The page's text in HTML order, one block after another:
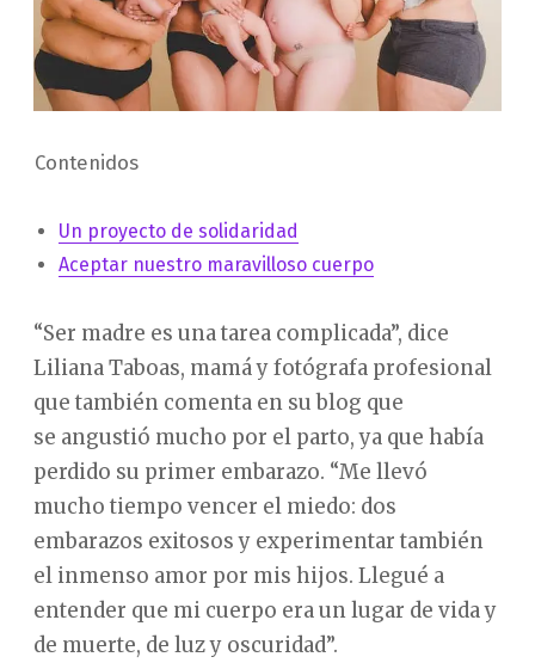
Contenidos
Un proyecto de solidaridad
Aceptar nuestro maravilloso cuerpo
“Ser madre es una tarea complicada”, dice
Liliana Taboas, mamá y fotógrafa profesional
que también comenta en su blog que
se angustió mucho por el parto, ya que había
perdido su primer embarazo. “Me llevó
mucho tiempo vencer el miedo: dos
embarazos exitosos y experimentar también
el inmenso amor por mis hijos. Llegué a
entender que mi cuerpo era un lugar de vida y
de muerte, de luz y oscuridad”.